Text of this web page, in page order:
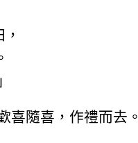
喜隨喜，作禮而去。